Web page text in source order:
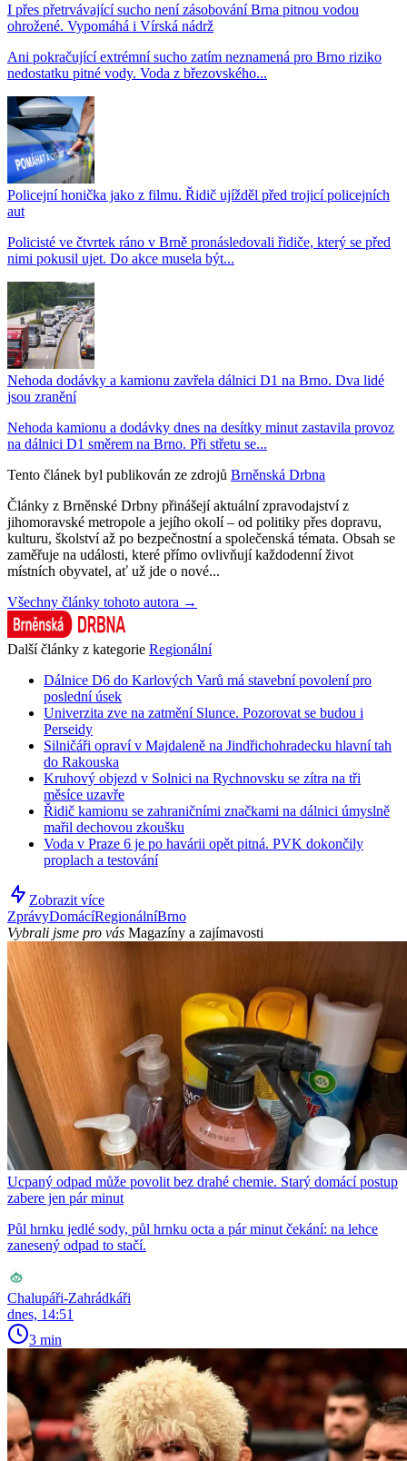
I přes přetrvávající sucho není zásobování Brna pitnou vodou
ohrožené. Vypomáhá i Vírská nádrž
Ani pokračující extrémní sucho zatím neznamená pro Brno riziko
nedostatku pitné vody. Voda z březovského...
Policejní honička jako z filmu. Řidič ujížděl před trojicí policejních
aut
Policisté ve čtvrtek ráno v Brně pronásledovali řidiče, který se před
nimi pokusil ujet. Do akce musela být...
Nehoda dodávky a kamionu zavřela dálnici D1 na Brno. Dva lidé
jsou zranění
Nehoda kamionu a dodávky dnes na desítky minut zastavila provoz
na dálnici D1 směrem na Brno. Při střetu se...
Tento článek byl publikován ze zdrojů Brněnská Drbna
Články z Brněnské Drbny přinášejí aktuální zpravodajství z
jihomoravské metropole a jejího okolí – od politiky přes dopravu,
kulturu, školství až po bezpečnostní a společenská témata. Obsah se
zaměřuje na události, které přímo ovlivňují každodenní život
místních obyvatel, ať už jde o nové...
Všechny články tohoto autora →
Další články z kategorie Regionální
Dálnice D6 do Karlových Varů má stavební povolení pro
poslední úsek
Univerzita zve na zatmění Slunce. Pozorovat se budou i
Perseidy
Silničáři opraví v Majdaleně na Jindřichohradecku hlavní tah
do Rakouska
Kruhový objezd v Solnici na Rychnovsku se zítra na tři
měsíce uzavře
Řidič kamionu se zahraničními značkami na dálnici úmyslně
mařil dechovou zkoušku
Voda v Praze 6 je po havárii opět pitná. PVK dokončily
proplach a testování
Zobrazit více
ZprávyDomácíRegionálníBrno
Vybrali jsme pro vás Magazíny a zajímavosti
Ucpaný odpad může povolit bez drahé chemie. Starý domácí postup
zabere jen pár minut
Půl hrnku jedlé sody, půl hrnku octa a pár minut čekání: na lehce
zanesený odpad to stačí.
Chalupáři-Zahrádkáři
dnes, 14:51
3 min